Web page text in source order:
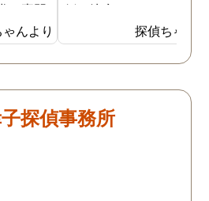
に専門
々まで
まし
ほどで
が、
が非常
んより
婚を決意しました。浮気
現場の写真を妻に突き付
たところ事実を認めたの
離婚するための証拠集め
探偵ちゃん
探偵事務所